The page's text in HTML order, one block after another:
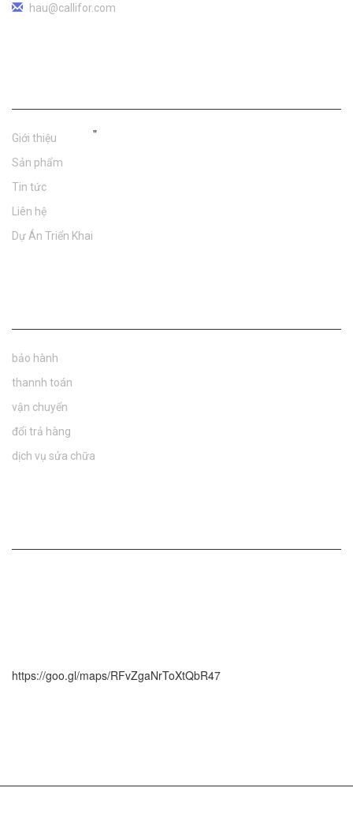
hau@callifor.com
Giới thiệu
Sản phẩm
Tin tức
Liên hệ
Dự Án Triển Khai
"
bảo hành
thannh toán
vận chuyển
đổi trả hàng
dịch vụ sửa chữa
https://goo.gl/maps/RFvZgaNrToXtQbR47